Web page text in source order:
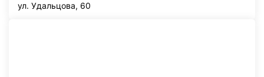
ул. Удальцова, 60